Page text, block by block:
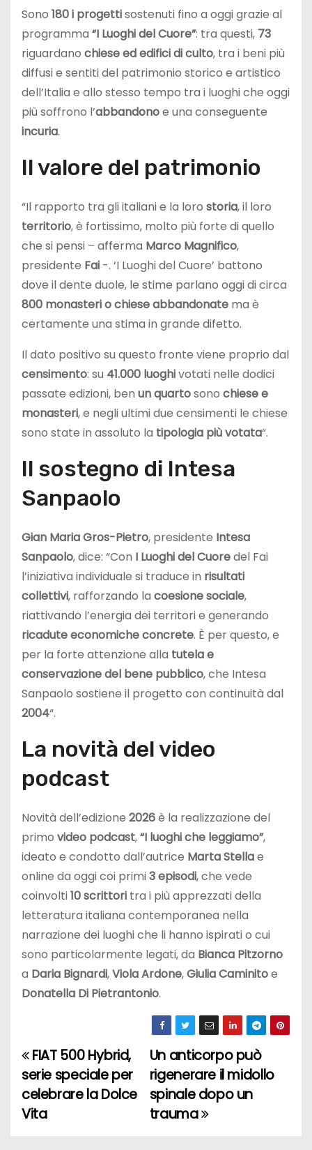
Sono 180 i progettisostenuti fino a oggi grazie al
programma “I Luoghi del Cuore”: tra questi, 73
riguardano chiese ed edifici di culto, tra i beni più
diffusi e sentiti del patrimonio storico e artistico
dell’Italia e allo stesso tempo tra i luoghi che oggi
più soffrono l’abbandonoe una conseguente
incuria.
Il valore del patrimonio
“Il rapporto tra gli italiani e la loro storia, il loro
territorio, è fortissimo, molto più forte di quello
che si pensi – afferma Marco Magnifico,
presidente Fai -. ‘I Luoghi del Cuore’ battono
dove il dente duole, le stime parlano oggi di circa
800 monasteri o chiese abbandonate ma è
certamente una stima in grande difetto.
Il dato positivo su questo fronte viene proprio dal
censimento: su 41.000 luoghivotati nelle dodici
passate edizioni, ben un quartosono chiese e
monasteri, e negli ultimi due censimenti le chiese
sono state in assoluto la tipologia più votata“.
Il sostegno di Intesa
Sanpaolo
Gian Maria Gros-Pietro, presidente Intesa
Sanpaolo, dice: “Con I Luoghi del Cuoredel Fai
l’iniziativa individuale si traduce in risultati
collettivi, rafforzando la coesione sociale,
riattivando l’energia dei territori e generando
ricadute economiche concrete. È per questo, e
per la forte attenzione alla tutela e
conservazione del bene pubblico, che Intesa
Sanpaolo sostiene il progetto con continuità dal
2004“.
La novità del video
podcast
Novità dell’edizione 2026è la realizzazione del
primo video podcast,“I luoghi che leggiamo”,
ideato e condotto dall’autrice Marta Stellae
online da oggi coi primi3 episodi, che vede
coinvolti10 scrittori tra i più apprezzati della
letteratura italiana contemporanea nella
narrazione dei luoghi che li hanno ispirati o cui
sono particolarmente legati, da Bianca Pitzorno
a Daria Bignardi,Viola Ardone,Giulia Caminitoe
Donatella Di Pietrantonio.
N
a
v
Un anticorpo può
rigenerare il midollo
spinale dopo un
trauma
FIAT 500 Hybrid,
serie speciale per
celebrare la Dolce
Vita